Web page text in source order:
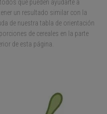
que pueden ayudarte a
un resultado similar con la
de nuestra tabla de orientación
de cereales en la parte
de esta página.